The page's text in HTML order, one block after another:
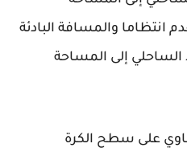
انتظاما والمسافة البادئة
إلى المساحة
على سطح الكرة